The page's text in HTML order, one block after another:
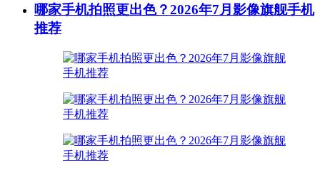
哪家手机拍照更出色？2026年7月影像旗舰手机
推荐